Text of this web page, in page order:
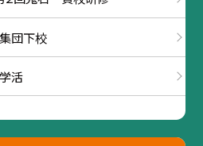
集団下校
活